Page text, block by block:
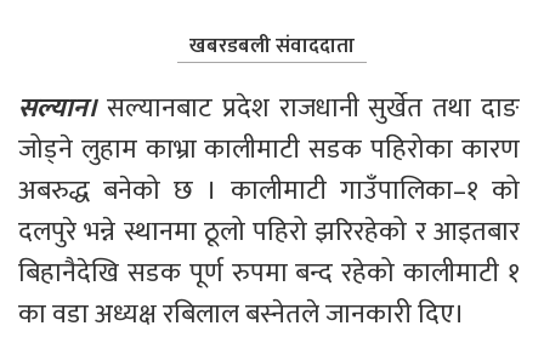
खबरडबली संवाददाता
सल्यान। सल्यानबाट प्रदेश राजधानी सुर्खेत तथा दाङ
जोड्ने लुहाम काभ्रा कालीमाटी सडक पहिरोका कारण
अबरुद्ध बनेको छ । कालीमाटी गाउँपालिका–१ को
दलपुरे भन्ने स्थानमा ठूलो पहिरो झरिरहेको र आइतबार
बिहानैदेखि सडक पूर्ण रुपमा बन्द रहेको कालीमाटी १
का वडा अध्यक्ष रबिलाल बस्नेतले जानकारी दिए।